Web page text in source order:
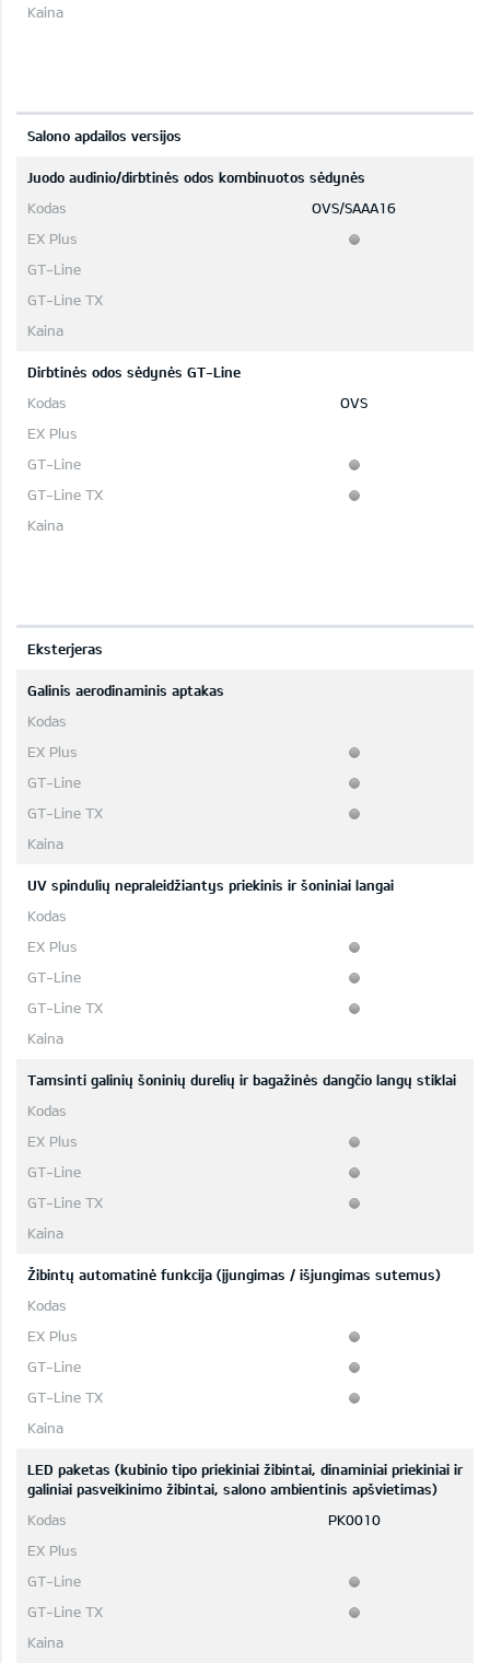
Salono apdailos versijos
Juodo audinio/dirbtinės odos kombinuotos sėdynės
OVS/SAAA16
Dirbtinės odos sėdynės GT-Line
OVS
Eksterjeras
Galinis aerodinaminis aptakas
UV spindulių nepraleidžiantys priekinis ir šoniniai langai
Tamsinti galinių šoninių durelių ir bagažinės dangčio langų stiklai
Žibintų automatinė funkcija (įjungimas / išjungimas sutemus)
LED paketas (kubinio tipo priekiniai žibintai, dinaminiai priekiniai ir
galiniai pasveikinimo žibintai, salono ambientinis apšvietimas)
PK0010